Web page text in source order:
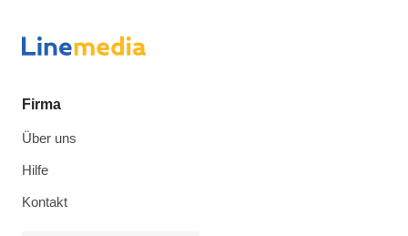
Firma
Über uns
Hilfe
Kontakt